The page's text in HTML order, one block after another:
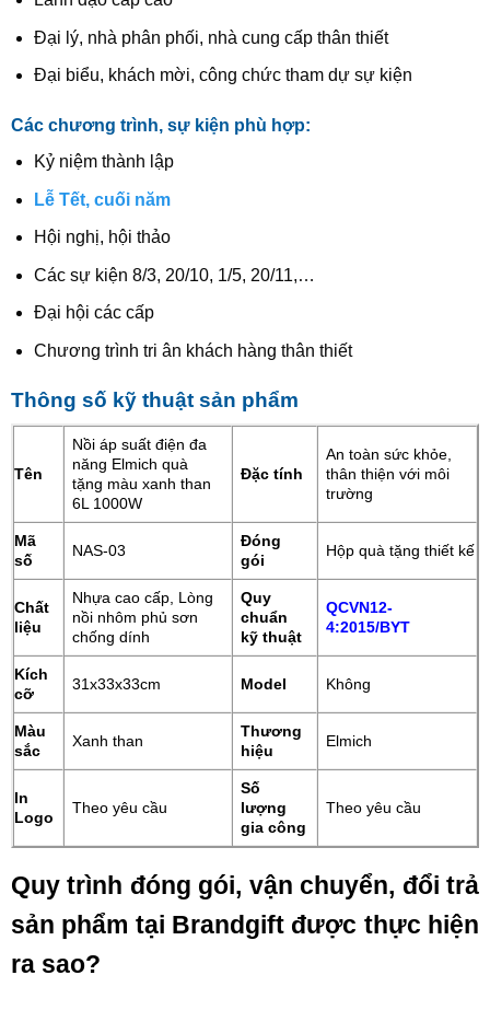
Đại lý, nhà phân phối, nhà cung cấp thân thiết
Đại biểu, khách mời, công chức tham dự sự kiện
Các chương trình, sự kiện phù hợp:
Kỷ niệm thành lập
Lễ Tết, cuối năm
Hội nghị, hội thảo
Các sự kiện 8/3, 20/10, 1/5, 20/11,…
Đại hội các cấp
Chương trình tri ân khách hàng thân thiết
Thông số kỹ thuật sản phẩm
Tên
Nồi áp suất điện đa
năng Elmich quà
tặng màu xanh than
6L 1000W
Đặc tính
An toàn sức khỏe,
thân thiện với môi
trường
Mã
số
NAS-03
Đóng
gói
Hộp quà tặng thiết kế
Chất
liệu
Nhựa cao cấp, Lòng
nồi nhôm phủ sơn
chống dính
Quy
chuẩn
kỹ thuật
QCVN12-
4:2015/BYT
Kích
cỡ
31x33x33cm Model Không
Màu
sắc
Xanh than
Thương
hiệu
Elmich
In
Logo
Theo yêu cầu
Số
lượng
gia công
Theo yêu cầu
Quy trình đóng gói, vận chuyển, đổi trả
sản phẩm tại Brandgift được thực hiện
ra sao?